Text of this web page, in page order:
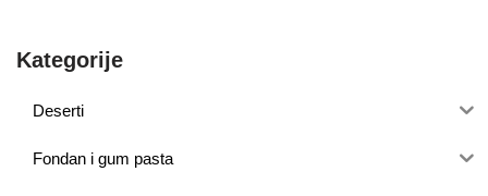
Kategorije
Deserti
Fondan i gum pasta